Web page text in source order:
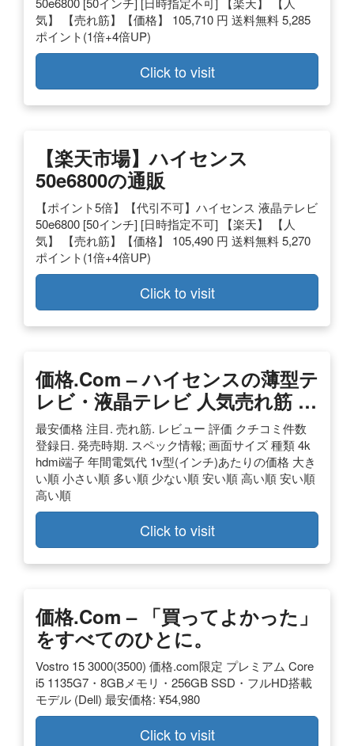
気】 【売れ筋】【価格】 105,710 円 送料無料 5,285
ポイント(1倍+4倍UP)
Click to visit
【楽天市場】ハイセンス
50e6800の通販
【ポイント5倍】【代引不可】ハイセンス 液晶テレビ
50e6800 [50インチ] [日時指定不可] 【楽天】 【人
気】 【売れ筋】【価格】 105,490 円 送料無料 5,270
ポイント(1倍+4倍UP)
Click to visit
価格.com – ハイセンスの薄型テ
レビ・液晶テレビ 人気売れ筋 …
最安価格 注目. 売れ筋. レビュー 評価 クチコミ件数
登録日. 発売時期. スペック情報; 画面サイズ 種類 4k
hdmi端子 年間電気代 1v型(インチ)あたりの価格 大き
い順 小さい順 多い順 少ない順 安い順 高い順 安い順
高い順
Click to visit
価格.com – 「買ってよかった」
をすべてのひとに。
Vostro 15 3000(3500) 価格.com限定 プレミアム Core
i5 1135G7・8GBメモリ・256GB SSD・フルHD搭載
モデル (Dell) 最安価格: ¥54,980
Click to visit